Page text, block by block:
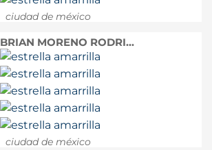
ciudad de méxico
BRIAN MORENO RODRI...
ciudad de méxico